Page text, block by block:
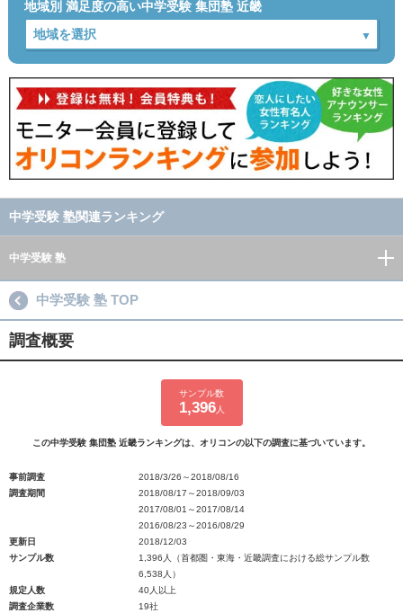
地域別 満足度の高い中学受験 集団塾 近畿
中学受験 塾関連ランキング
中学受験 塾
中学受験 塾 TOP
調査概要
サンプル数
1,396人
この中学受験 集団塾 近畿ランキングは、オリコンの以下の調査に基づいています。
事前調査
2018/3/26～2018/08/16
調査期間
2018/08/17～2018/09/03
2017/08/01～2017/08/14
2016/08/23～2016/08/29
更新日
2018/12/03
サンプル数
1,396人（首都圏・東海・近畿調査における総サンプル数
6,538人）
規定人数
40人以上
調査企業数
19社